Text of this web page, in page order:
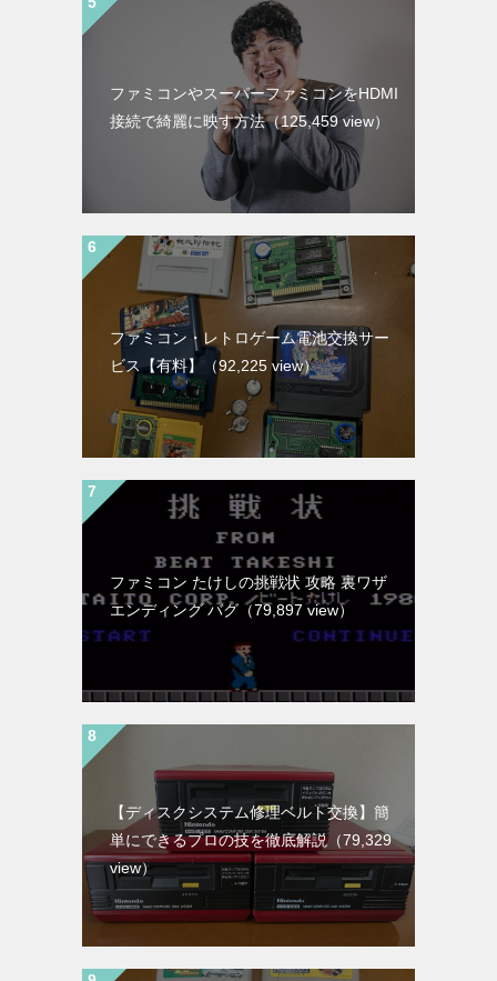
ファミコンやスーパーファミコンをHDMI
接続で綺麗に映す方法（125,459 view）
ファミコン・レトロゲーム電池交換サー
ビス【有料】
（92,225 view）
ファミコン たけしの挑戦状 攻略 裏ワザ
エンディング バグ （79,897 view）
【ディスクシステム修理ベルト交換】簡
単にできるプロの技を徹底解説（79,329
view）